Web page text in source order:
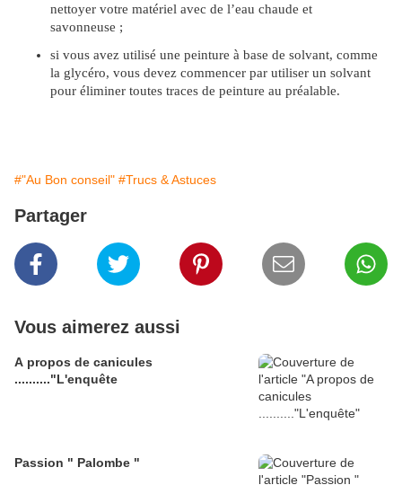
nettoyer votre matériel avec de l’eau chaude et
savonneuse ;
si vous avez utilisé une peinture à base de solvant, comme
la glycéro, vous devez commencer par utiliser un solvant
pour éliminer toutes traces de peinture au préalable.
#"Au Bon conseil" #Trucs & Astuces
Partager
Vous aimerez aussi
A propos de canicules
.........."L'enquête
Passion " Palombe "